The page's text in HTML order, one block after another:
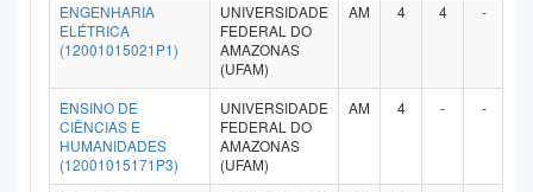
ENGENHARIA
ELÉTRICA
(12001015021P1)
UNIVERSIDADE
FEDERAL DO
AMAZONAS
(UFAM)
AM 4 4 -
ENSINO DE
CIÊNCIAS E
HUMANIDADES
(12001015171P3)
UNIVERSIDADE
FEDERAL DO
AMAZONAS
(UFAM)
AM 4 - -